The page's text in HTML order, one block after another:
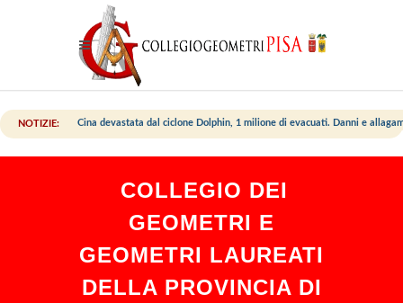
NOTIZIE: Cina devastata dal ciclone Dolphin, 1 milione di evacuati. Danni e
COLLEGIO DEI
GEOMETRI E
GEOMETRI LAUREATI
DELLA PROVINCIA DI